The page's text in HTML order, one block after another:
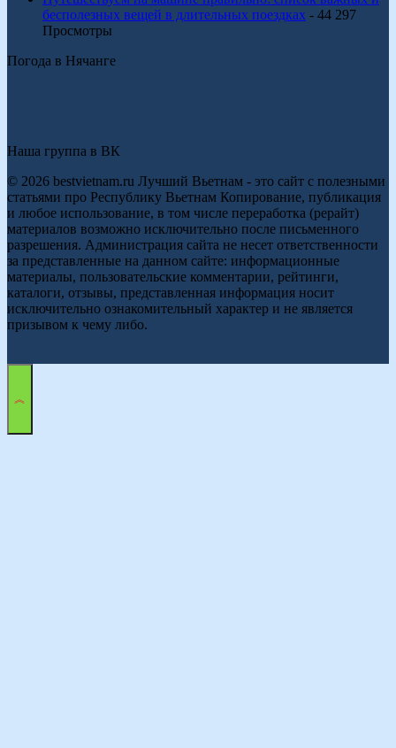
бесполезных вещей в длительных поездках - 44 297
Просмотры
Погода в Нячанге
Наша группа в ВК
© 2026 bestvietnam.ru Лучший Вьетнам - это сайт с полезными
статьями про Республику Вьетнам Копирование, публикация
и любое использование, в том числе переработка (рерайт)
материалов возможно исключительно после письменного
разрешения. Администрация сайта не несет ответственности
за представленные на данном сайте: информационные
материалы, пользовательские комментарии, рейтинги,
каталоги, отзывы, представленная информация носит
исключительно ознакомительный характер и не является
призывом к чему либо.